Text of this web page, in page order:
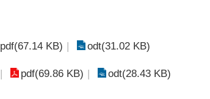
pdf(67.14 KB) odt(31.02 KB)
pdf(69.86 KB) odt(28.43 KB)